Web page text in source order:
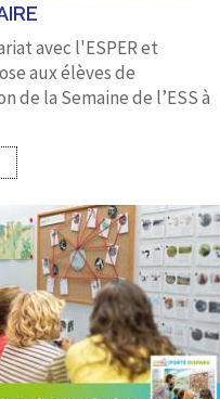
avec l'ESPER et
aux élèves de
de la Semaine de l’ESS à